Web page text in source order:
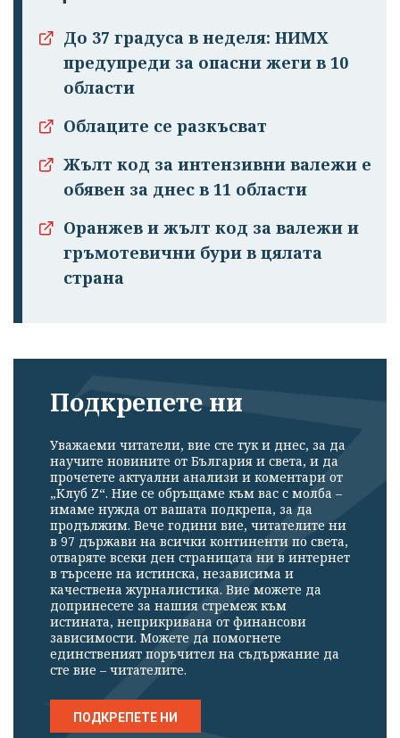
До 37 градуса в неделя: НИМХ
предупреди за опасни жеги в 10
области
Облаците се разкъсват
Жълт код за интензивни валежи е
обявен за днес в 11 области
Оранжев и жълт код за валежи и
гръмотевични бури в цялата
страна
Подкрепете ни
Уважаеми читатели, вие сте тук и днес, за да
научите новините от България и света, и да
прочетете актуални анализи и коментари от
„Клуб Z“. Ние се обръщаме към вас с молба –
имаме нужда от вашата подкрепа, за да
продължим. Вече години вие, читателите ни
в 97 държави на всички континенти по света,
отваряте всеки ден страницата ни в интернет
в търсене на истинска, независима и
качествена журналистика. Вие можете да
допринесете за нашия стремеж към
истината, неприкривана от финансови
зависимости. Можете да помогнете
единственият поръчител на съдържание да
сте вие – читателите.
ПОДКРЕПЕТЕ НИ